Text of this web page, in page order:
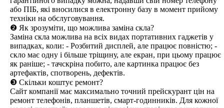
або ПІБ, які вносилися в електронну базу в момент прийому
техніки на обслуговування.
❷ Як зрозуміти, що можлива заміна скла?
Заміна скла можлива на всіх видах портативних гаджетів у
випадках, коли: - Розбитий дисплей, але працює повністю; -
скло має одну і більше тріщину, але екран, при цьому працює
як раніше; - тачскріна побито, але картинка працює без
артефактів, спотворень, дефектів.
❸ Скільки коштує ремонт?
Сайт компанії має максимально точний прейскурант цін на
ремонт телефонів, планшетів, смарт-годинників. Для кожної